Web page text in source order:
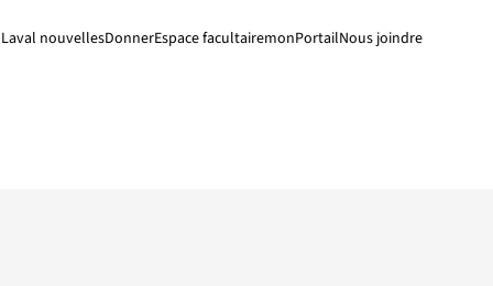
nouvellesDonnerEspace facultairemonPortailNous joindre